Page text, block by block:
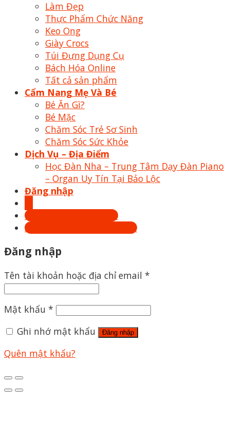
Làm Đẹp
Thực Phẩm Chức Năng
Keo Ong
Giày Crocs
Túi Đựng Dụng Cụ
Bách Hóa Online
Tất cả sản phẩm
Cẩm Nang Mẹ Và Bé
Bé Ăn Gì?
Bé Mặc
Chăm Sóc Trẻ Sơ Sinh
Chăm Sóc Sức Khỏe
Dịch Vụ – Địa Điểm
Học Đàn Nha – Trung Tâm Dạy Đàn Piano
– Organ Uy Tín Tại Bảo Lộc
Đăng nhập
Hotline: 0879.26.26.04
Shoptrecon.vn@gmail.com
Đăng nhập
Tên tài khoản hoặc địa chỉ email *
Mật khẩu *
Ghi nhớ mật khẩu
Đăng nhập
Quên mật khẩu?